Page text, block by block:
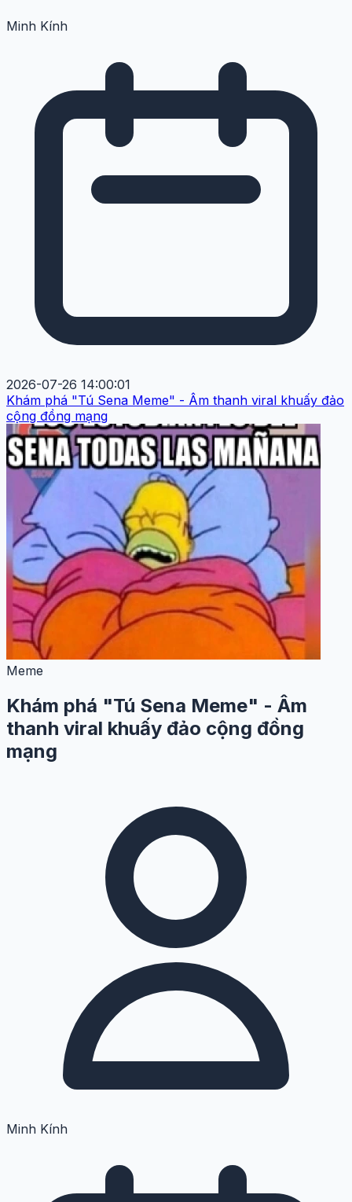
Minh Kính
2026-07-26 14:00:01
Khám phá "Tú Sena Meme" - Âm thanh viral khuấy đảo
cộng đồng mạng
Meme
Khám phá "Tú Sena Meme" - Âm
thanh viral khuấy đảo cộng đồng
mạng
Minh Kính